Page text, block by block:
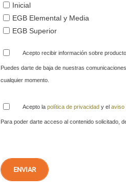
Inicial
EGB Elemental y Media
EGB Superior
Acepto recibir información sobre
Puedes darte de baja de nuestras
cualquier momento.
Acepto la política de privacidad y el aviso
Para poder darte acceso al contenido solicitado,